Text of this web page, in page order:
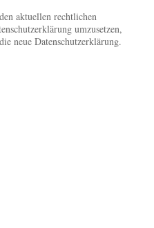
aktuellen rechtlichen
umzusetzen,
neue Datenschutzerklärung.